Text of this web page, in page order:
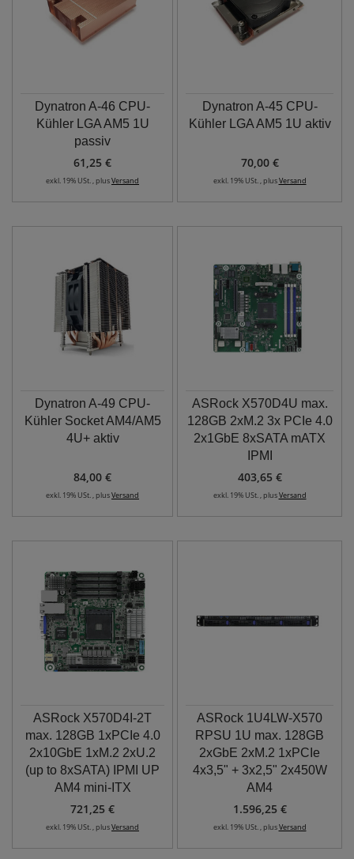
Dynatron A-46 CPU-
Kühler LGA AM5 1U
passiv
61,25 €
exkl. 19% USt. , plusVersand
Dynatron A-45 CPU-
Kühler LGA AM5 1U aktiv
70,00 €
exkl. 19% USt. , plusVersand
Dynatron A-49 CPU-
Kühler Socket AM4/AM5
4U+ aktiv
84,00 €
exkl. 19% USt. , plusVersand
ASRock X570D4U max.
128GB 2xM.2 3x PCIe 4.0
2x1GbE 8xSATA mATX
IPMI
403,65 €
exkl. 19% USt. , plusVersand
ASRock X570D4I-2T
max. 128GB 1xPCIe 4.0
2x10GbE 1xM.2 2xU.2
(up to 8xSATA) IPMI UP
AM4 mini-ITX
721,25 €
exkl. 19% USt. , plusVersand
ASRock 1U4LW-X570
RPSU 1U max. 128GB
2xGbE 2xM.2 1xPCIe
4x3,5" + 3x2,5" 2x450W
AM4
1.596,25 €
exkl. 19% USt. , plusVersand